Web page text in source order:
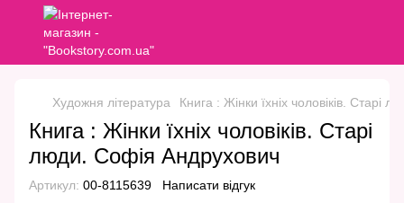
Художня література Книга : Жінки їхніх чоловіків. Старі
Книга : Жінки їхніх чоловіків. Старі
люди. Софія Андрухович
Артикул: 00-8115639 Написати відгук